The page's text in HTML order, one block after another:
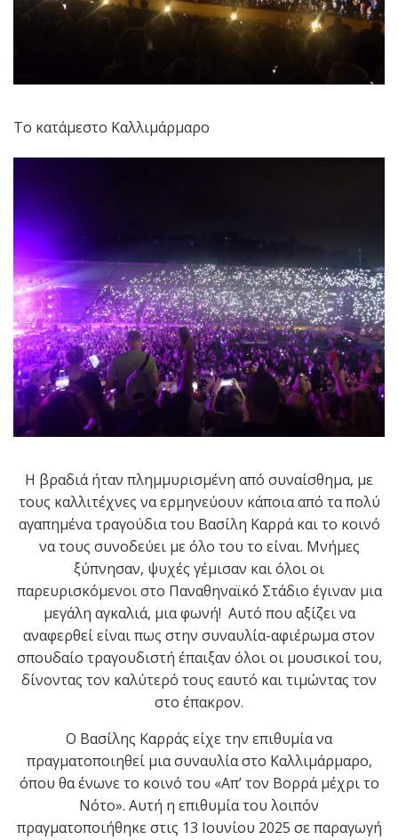
Το κατάμεστο Καλλιμάρμαρο
Η βραδιά ήταν πλημμυρισμένη από συναίσθημα, με
τους καλλιτέχνες να ερμηνεύουν κάποια από τα πολύ
αγαπημένα τραγούδια του Βασίλη Καρρά και το κοινό
να τους συνοδεύει με όλο του το είναι. Μνήμες
ξύπνησαν, ψυχές γέμισαν και όλοι οι
παρευρισκόμενοι στο Παναθηναϊκό Στάδιο έγιναν μια
μεγάλη αγκαλιά, μια φωνή! Αυτό που αξίζει να
αναφερθεί είναι πως στην συναυλία-αφιέρωμα στον
σπουδαίο τραγουδιστή έπαιξαν όλοι οι μουσικοί του,
δίνοντας τον καλύτερό τους εαυτό και τιμώντας τον
στο έπακρον.
Ο Βασίλης Καρράς είχε την επιθυμία να
πραγματοποιηθεί μια συναυλία στο Καλλιμάρμαρο,
όπου θα ένωνε το κοινό του «Απ’ τον Βορρά μέχρι το
Νότο». Αυτή η επιθυμία του λοιπόν
πραγματοποιήθηκε στις 13 Ιουνίου 2025 σε παραγωγή